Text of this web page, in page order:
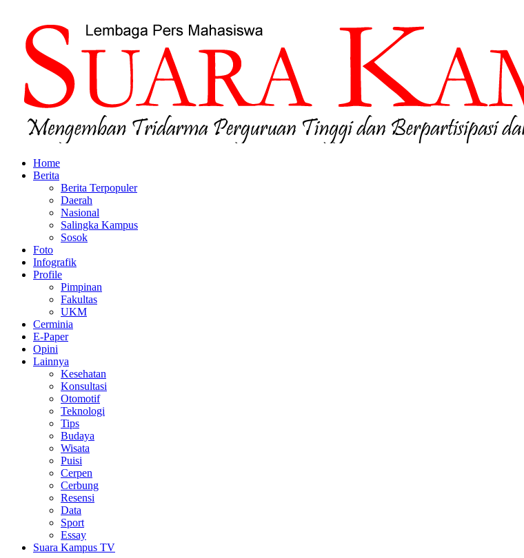
Home
Berita
Berita Terpopuler
Daerah
Nasional
Salingka Kampus
Sosok
Foto
Infografik
Profile
Pimpinan
Fakultas
UKM
Cerminia
E-Paper
Opini
Lainnya
Kesehatan
Konsultasi
Otomotif
Teknologi
Tips
Budaya
Wisata
Puisi
Cerpen
Cerbung
Resensi
Data
Sport
Essay
Suara Kampus TV